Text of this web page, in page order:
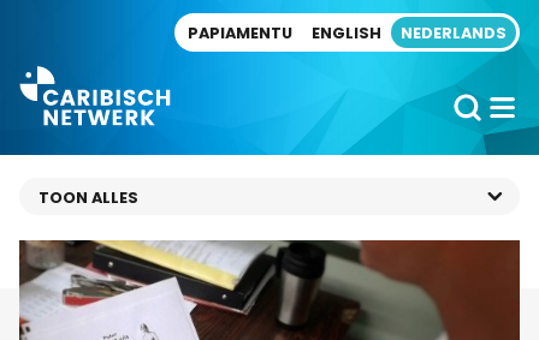
PAPIAMENTU ENGLISH NEDERLANDS